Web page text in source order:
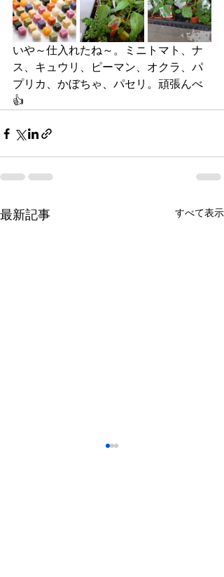
いや～仕入れたね～。ミニトマト、ナ
ス、キュウリ、ピーマン、オクラ、パ
プリカ、かぼちゃ、パセリ。頑張んべ
👍
最新記事 すべて表示